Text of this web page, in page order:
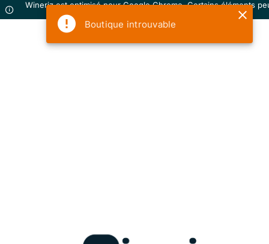
Boutique introuvable
Wineriz est optimisé pour Google Chrome. Certains éléments
ne pas s'afficher correctement sur votre navigateur.